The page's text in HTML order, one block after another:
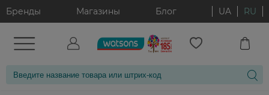
Бренды Магазины Блог UA RU